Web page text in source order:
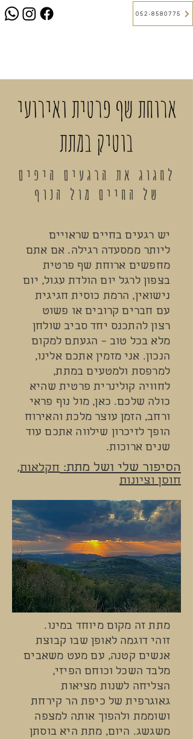
052-8580775
ארוחת שף פרטית ואירועי
בוטיק במתת
לחגוג את הרגעים היפים
של החיים מול הנוף
יש רגעים בחיים שראויים
ליותר ממסעדה רגילה. אם אתם
מחפשים ארוחת שף פרטית
בצפון לרגל יום הולדת עגול, יום
נישואין, הרמת כוסית חגיגית
עם חברים קרובים או פשוט
רצון להתכנס יחד סביב שולחן
מלא בכל טוב – הגעתם למקום
הנכון. אני מזמין אתכם אלינו,
למרפסת ולמטעים במתת,
לחוויה קולינרית פרטית שהיא
כולה שלכם. כאן, מול נוף פראי
ורחב, הזמן עוצר מלכת והאירוח
הופך לזיכרון שילווה אתכם עוד
שנים ארוכות.
הסיפור שלי ושל מתת: חקלאות,
חוסן וציונות
מתת זה מקום מיוחד במינו.
זוהי דוגמה לאופן שבו קבוצת
אנשים קטנה, עם מעט משאבים
מלבד השכל וכוחם הפיזי,
הצליחה לשנות מציאות
גאוגרפית של כיפת הר קירחת
ושוממת ולהפוך אותה למצפה
משגשג. היום, מתת היא בוסתן